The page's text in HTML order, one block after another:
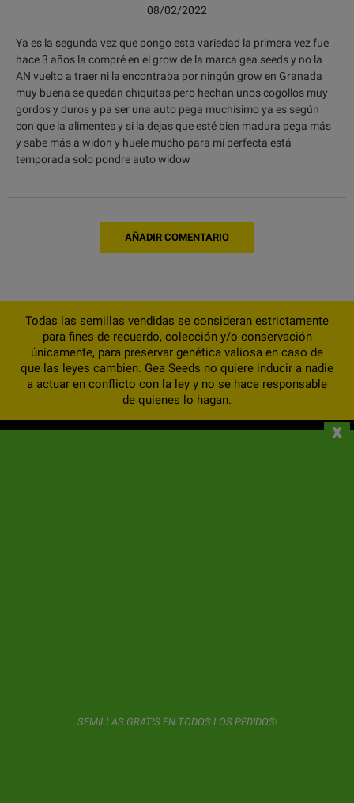
08/02/2022
Ya es la segunda vez que pongo esta variedad la primera vez fue
hace 3 años la compré en el grow de la marca gea seeds y no la
AN vuelto a traer ni la encontraba por ningún grow en Granada
muy buena se quedan chiquitas pero hechan unos cogollos muy
gordos y duros y pa ser una auto pega muchísimo ya es según
con que la alimentes y si la dejas que esté bien madura pega más
y sabe más a widon y huele mucho para mí perfecta está
temporada solo pondre auto widow
AÑADIR COMENTARIO
Todas las semillas vendidas se consideran estrictamente
para fines de recuerdo, colección y/o conservación
únicamente, para preservar genética valiosa en caso de
que las leyes cambien. Gea Seeds no quiere inducir a nadie
a actuar en conflicto con la ley y no se hace responsable
de quienes lo hagan.
terceros. El usuario al usar este formulario nos da consentimiento
SEMILLAS GRATIS EN TODOS LOS PEDIDOS!
x